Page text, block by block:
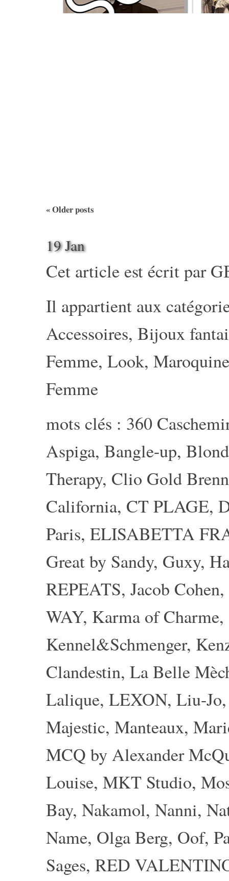
«Older posts
19 Jan
Cet article est écrit par
Il appartient aux
Accessoires, Bijoux
Femme, Look,
Femme
mots clés : 360
Aspiga, Bangle-up,
Therapy, Clio Gold
California, CT PLAGE,
Paris, ELISABETTA
Great by Sandy, Guxy,
REPEATS, Jacob Cohen,
WAY, Karma of Charme,
Kennel&Schmenger,
Clandestin, La Belle
Lalique, LEXON, Liu-Jo
Majestic, Manteaux,
MCQ by Alexander
Louise, MKT Studio,
Bay, Nakamol, Nanni,
Name, Olga Berg, Oof,
Sages, RED